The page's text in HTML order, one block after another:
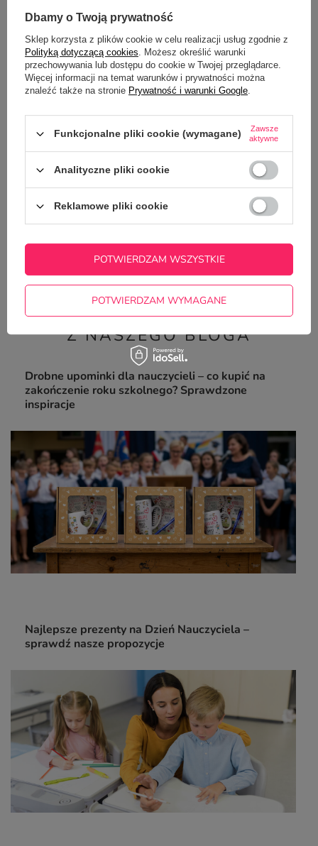
NAJCZĘŚCIEJ KUPOWANE Z
TYM TOWAREM
kubek z uszkiem sercem z notesem i długopisem
ludzi
62,50 zł / szt.
Płócienna torba -
kształcić małych
Z NASZEGO BLOGA
Drobne upominki dla nauczycieli – co kupić na
zakończenie roku szkolnego? Sprawdzone
inspiracje
Najlepsze prezenty na Dzień Nauczyciela –
sprawdź nasze propozycje
Dbamy o Twoją prywatność
Sklep korzysta z plików cookie w celu realizacji usług zgodnie z
Polityką dotyczącą cookies. Możesz określić warunki
przechowywania lub dostępu do cookie w Twojej przeglądarce.
Więcej informacji na temat warunków i prywatności można
znaleźć także na stronie Prywatność i warunki Google.
Funkcjonalne pliki cookie (wymagane)
Zawsze
aktywne
Analityczne pliki cookie
Reklamowe pliki cookie
POTWIERDZAM WYMAGANE
POTWIERDZAM WSZYSTKIE